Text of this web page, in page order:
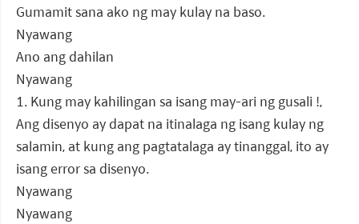
Gumamit sana ako ng may kulay na baso.
Nyawang
Ano ang dahilan
Nyawang
1. Kung may kahilingan sa isang may-ari ng gusali !,
Ang disenyo ay dapat na itinalaga ng isang kulay ng
salamin, at kung ang pagtatalaga ay tinanggal, ito ay
isang error sa disenyo.
Nyawang
Nyawang